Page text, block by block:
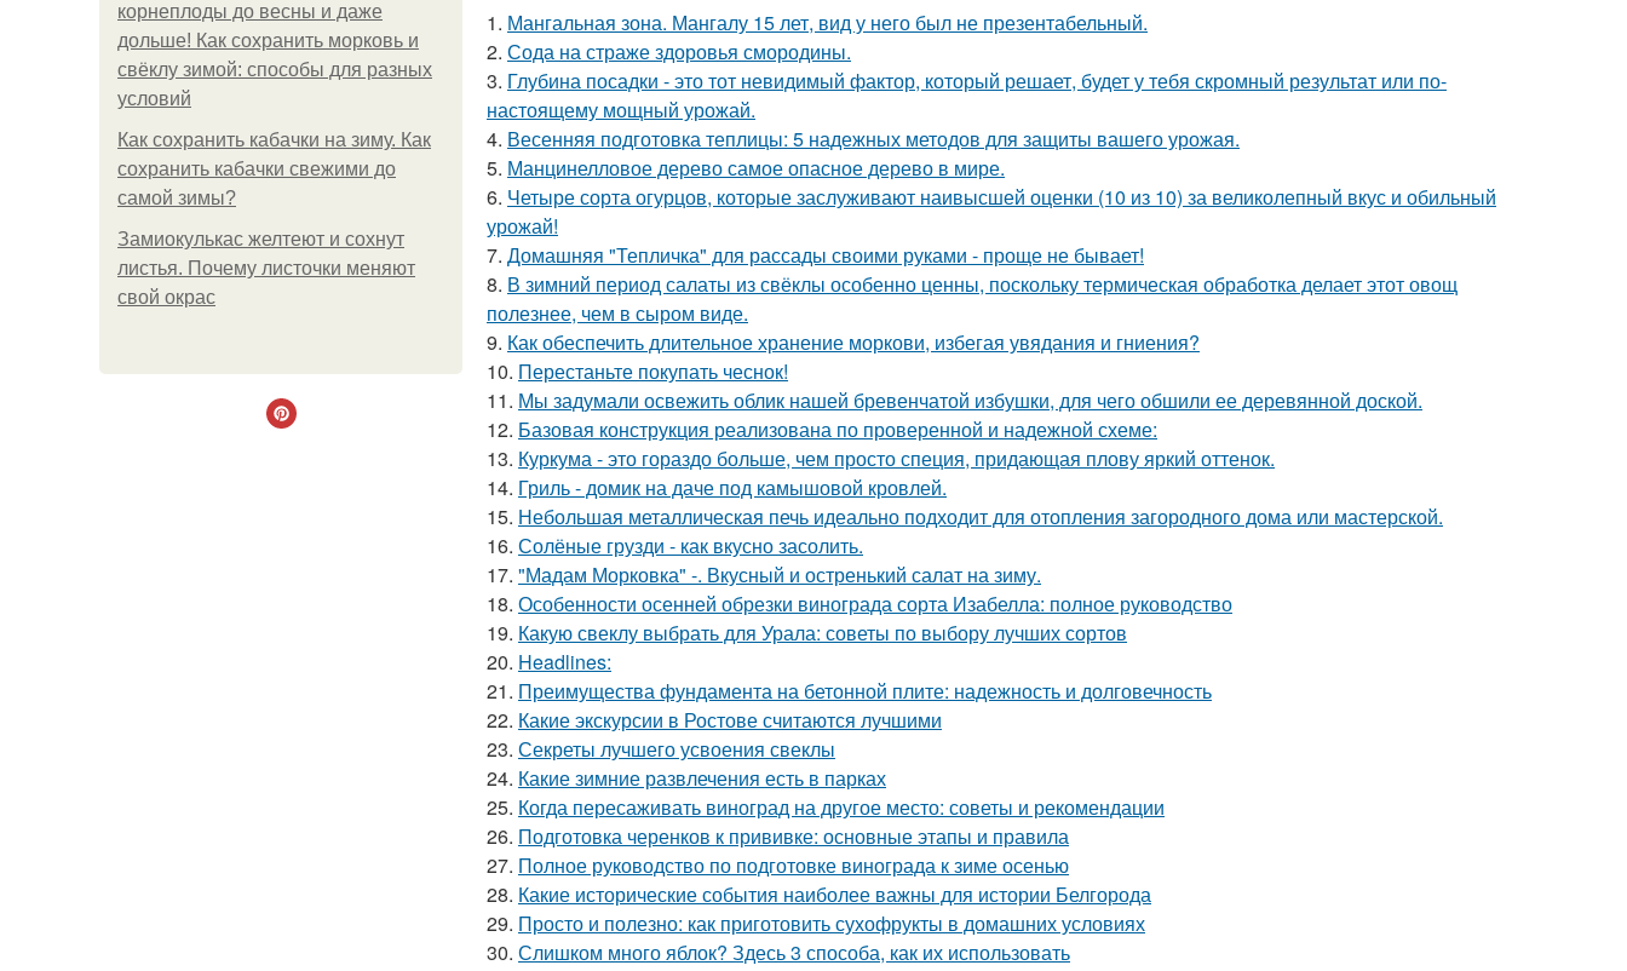
корнеплоды до весны и даже
дольше! Как сохранить морковь и
свёклу зимой: способы для разных
условий
Как сохранить кабачки на зиму. Как
сохранить кабачки свежими до
самой зимы?
Замиокулькас желтеют и сохнут
листья. Почему листочки меняют
свой окрас
1. Мангальная зона. Мангалу 15 лет, вид у него был не презентабельный.
2. Сода на страже здоровья смородины.
3. Глубина посадки - это тот невидимый фактор, который решает, будет у тебя скромный результат или по-
настоящему мощный урожай.
4. Весенняя подготовка теплицы: 5 надежных методов для защиты вашего урожая.
5. Манцинелловое дерево самое опасное дерево в мире.
6. Четыре сорта огурцов, которые заслуживают наивысшей оценки (10 из 10) за великолепный вкус и обильный
урожай!
7. Домашняя "Тепличка" для рассады своими руками - проще не бывает!
8. В зимний период салаты из свёклы особенно ценны, поскольку термическая обработка делает этот овощ
полезнее, чем в сыром виде.
9. Как обеспечить длительное хранение моркови, избегая увядания и гниения?
10. Перестаньте покупать чеснок!
11. Мы задумали освежить облик нашей бревенчатой избушки, для чего обшили ее деревянной доской.
12. Базовая конструкция реализована по проверенной и надежной схеме:
13. Куркума - это гораздо больше, чем просто специя, придающая плову яркий оттенок.
14. Гриль - домик на даче под камышовой кровлей.
15. Небольшая металлическая печь идеально подходит для отопления загородного дома или мастерской.
16. Солёные грузди - как вкусно засолить.
17. "Мадам Морковка" -. Вкусный и остренький салат на зиму.
18. Особенности осенней обрезки винограда сорта Изабелла: полное руководство
19. Какую свеклу выбрать для Урала: советы по выбору лучших сортов
20. Headlines:
21. Преимущества фундамента на бетонной плите: надежность и долговечность
22. Какие экскурсии в Ростове считаются лучшими
23. Секреты лучшего усвоения свеклы
24. Какие зимние развлечения есть в парках
25. Когда пересаживать виноград на другое место: советы и рекомендации
26. Подготовка черенков к прививке: основные этапы и правила
27. Полное руководство по подготовке винограда к зиме осенью
28. Какие исторические события наиболее важны для истории Белгорода
29. Просто и полезно: как приготовить сухофрукты в домашних условиях
30. Слишком много яблок? Здесь 3 способа, как их использовать